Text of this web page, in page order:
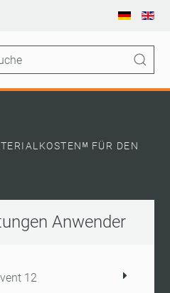
FÜR DEN
Anwender
12